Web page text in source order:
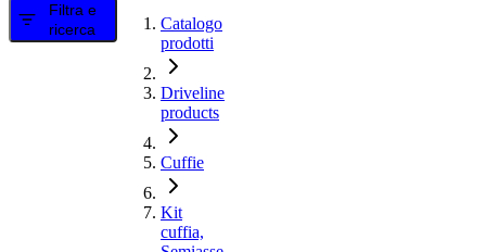
Filtra e
ricerca
Catalogo
prodotti
Driveline
products
Cuffie
Kit
cuffia,